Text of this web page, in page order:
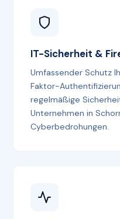
IT-Sicherheit &
Umfassender Schutz
Faktor-
regelmäßige
Unternehmen in
Cyberbedrohungen.